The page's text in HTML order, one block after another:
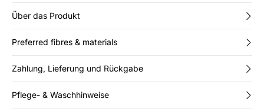
Über das Produkt
Preferred fibres & materials
Zahlung, Lieferung und Rückgabe
Pflege- & Waschhinweise